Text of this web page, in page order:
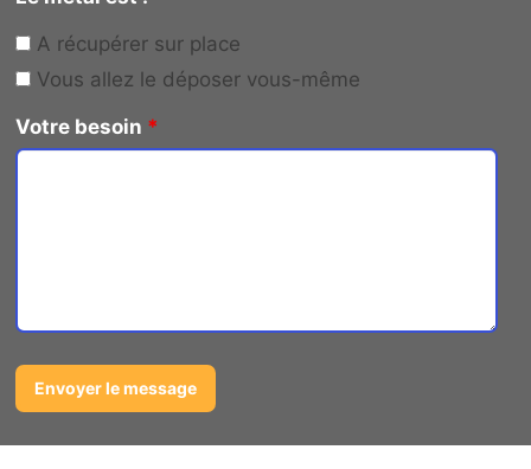
A récupérer sur place
Vous allez le déposer vous-même
Votre besoin *